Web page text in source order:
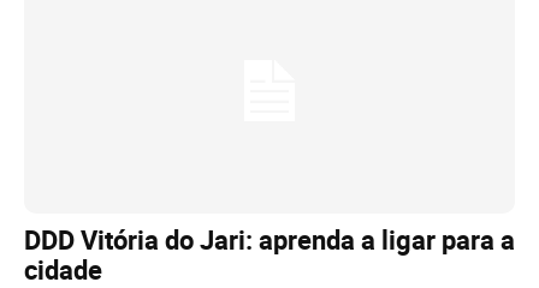
DDD Vitória do Jari: aprenda a ligar para a
cidade